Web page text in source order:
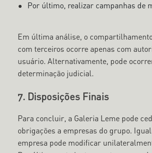
Por último, realizar campanhas de
Em última análise, o
com terceiros ocorre apenas com
usuário. Alternativamente, pode
determinação judicial.
7. Disposições Finais
Para concluir, a Galeria Leme pode
obrigações a empresas do grupo.
empresa pode modificar